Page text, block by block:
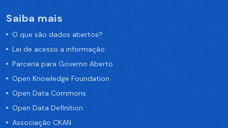
Saiba mais
O que são dados abertos?
Lei de acesso a informação
Parceria para Governo Aberto
Open Knowledge Foundation
Open Data Commons
Open Data Definition
Associação CKAN